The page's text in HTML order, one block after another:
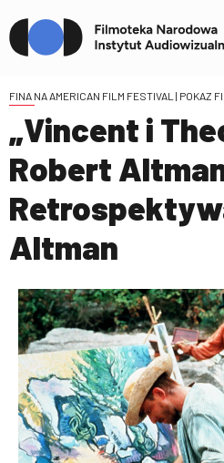
FINA NA AMERICAN FILM FESTIVAL | POKAZ
„Vincent i
Robert
Altman